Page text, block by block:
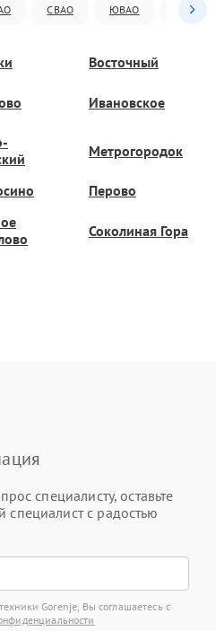
СВАО ЮВАО ЮАО
Восточный
Ивановское
Метрогородок
Перово
Соколиная Гора
специалисту, оставьте
с радостью
Gorenje, Вы соглашаетесь с